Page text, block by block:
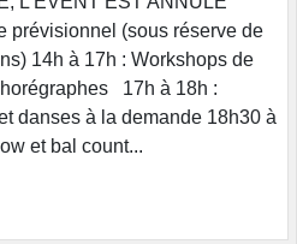
prévisionnel (sous réserve de
14h à 17h : Workshops de
17h à 18h :
danses à la demande 18h30 à
et bal count...